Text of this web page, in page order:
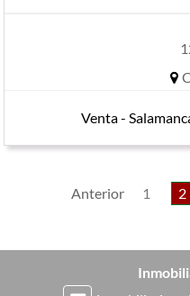
Venta -
Anterior 1 2